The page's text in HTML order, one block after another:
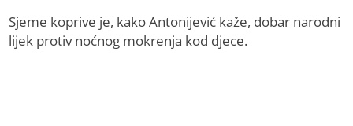
Sjeme koprive je, kako Antonijević kaže, dobar narodni
lijek protiv noćnog mokrenja kod djece.